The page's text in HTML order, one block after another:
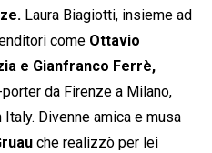
Laura Biagiotti, insieme ad
come Ottavio
e Gianfranco Ferrè,
da Firenze a Milano,
Divenne amica e musa
che realizzò per lei